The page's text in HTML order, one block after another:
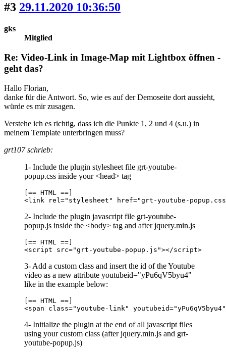
#3 29.11.2020 10:36:50
gks
Mitglied
Re: Video-Link in Image-Map mit Lightbox öffnen -
geht das?
Hallo Florian,
danke für die Antwort. So, wie es auf der Demoseite dort aussieht,
würde es mir zusagen.
Verstehe ich es richtig, dass ich die Punkte 1, 2 und 4 (s.u.) in
meinem Template unterbringen muss?
grt107 schrieb:
1- Include the plugin stylesheet file grt-youtube-
popup.css inside your <head> tag
[== HTML ==]
<link rel="stylesheet" href="grt-youtube-
2- Include the plugin javascript file grt-youtube-
popup.js inside the <body> tag and after jquery.min.js
[== HTML ==]
<script src="grt-youtube-popup.js"></script>
3- Add a custom class and insert the id of the Youtube
video as a new attribute youtubeid="yPu6qV5byu4"
like in the example below:
[== HTML ==]
<span class="youtube-link"
4- Initialize the plugin at the end of all javascript files
using your custom class (after jquery.min.js and grt-
youtube-popup.js)